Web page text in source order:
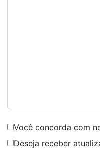
Você concorda com
Deseja receber